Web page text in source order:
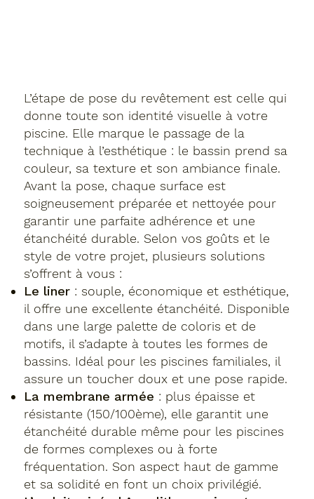
L’étape de pose du revêtement est celle qui
donne toute son identité visuelle à votre
piscine. Elle marque le passage de la
technique à l’esthétique : le bassin prend sa
couleur, sa texture et son ambiance finale.
Avant la pose, chaque surface est
soigneusement préparée et nettoyée pour
garantir une parfaite adhérence et une
étanchéité durable. Selon vos goûts et le
style de votre projet, plusieurs solutions
s’offrent à vous :
Le liner : souple, économique et esthétique,
il offre une excellente étanchéité. Disponible
dans une large palette de coloris et de
motifs, il s’adapte à toutes les formes de
bassins. Idéal pour les piscines familiales, il
assure un toucher doux et une pose rapide.
La membrane armée : plus épaisse et
résistante (150/100ème), elle garantit une
étanchéité durable même pour les piscines
de formes complexes ou à forte
fréquentation. Son aspect haut de gamme
et sa solidité en font un choix privilégié.